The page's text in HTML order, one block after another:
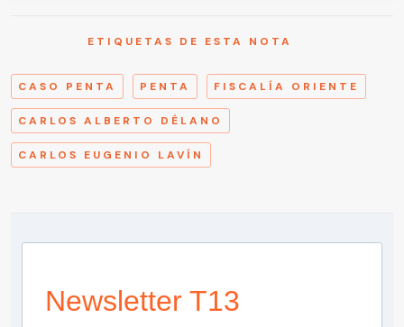
ETIQUETAS DE ESTA NOTA
CASO PENTA PENTA FISCALÍA ORIENTE
CARLOS ALBERTO DÉLANO
CARLOS EUGENIO LAVÍN
Newsletter T13